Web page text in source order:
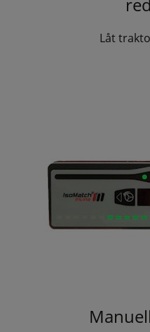
Låt